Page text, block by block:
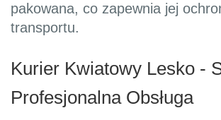
pakowana, co zapewnia jej
transportu.
Kurier Kwiatowy Lesko -
Profesjonalna Obsługa